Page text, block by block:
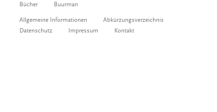
Bücher Buurman
Allgemeine Informationen
Abkürzungsverzeichnis
Datenschutz
Impressum Kontakt